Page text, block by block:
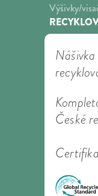
Výšivky/
České